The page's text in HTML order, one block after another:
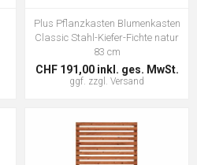
Plus Pflanzkasten Blumenkasten
Classic Stahl-Kiefer-Fichte natur
83 cm
CHF 191,00 inkl. ges. MwSt.
ggf. zzgl. Versand